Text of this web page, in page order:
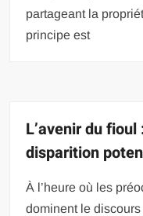
partageant la
principe est
L’avenir du
disparition
À l’heure où les
dominent le